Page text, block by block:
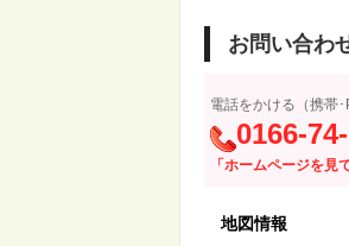
お問い合わ
電話をかける（携帯･
0166-
「ホームページを見
地図情報